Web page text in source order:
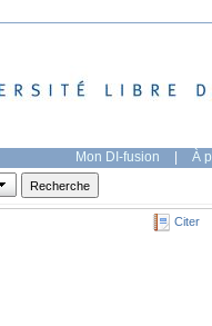
Mon DI-fusion | À
Citer